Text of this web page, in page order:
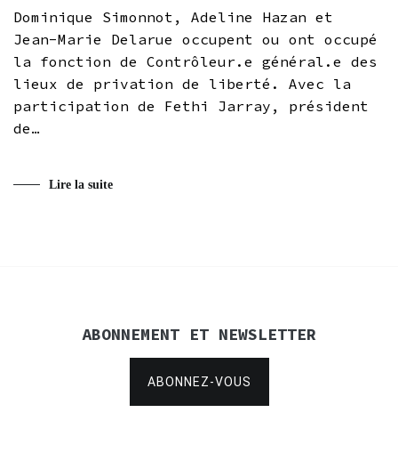
Dominique Simonnot, Adeline Hazan et
Jean-Marie Delarue occupent ou ont occupé
la fonction de Contrôleur.e général.e des
lieux de privation de liberté. Avec la
participation de Fethi Jarray, président
de…
Lire la suite
ABONNEMENT ET NEWSLETTER
ABONNEZ-VOUS